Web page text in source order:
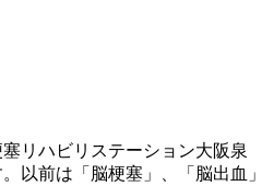
リハビリステーション大阪泉
以前は「脳梗塞」、「脳出血」